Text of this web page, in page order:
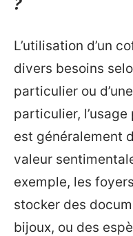
L’utilisation d’un
divers besoins
particulier ou
particulier,
est généralement
valeur
exemple, les
stocker des
bijoux, ou des